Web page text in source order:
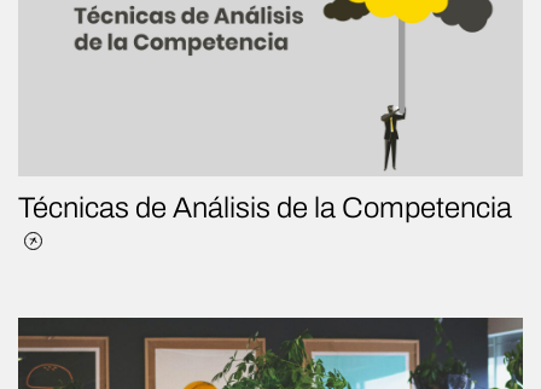
Técnicas de Análisis de la Competencia